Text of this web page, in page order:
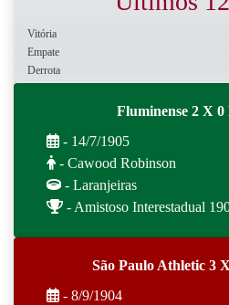
Vitória
Empate
Derrota
Fluminense 2 X 0
- 14/7/1905
- Cawood Robinson
- Laranjeiras
- Amistoso Interestadual
São Paulo Athletic 3
- 8/9/1904